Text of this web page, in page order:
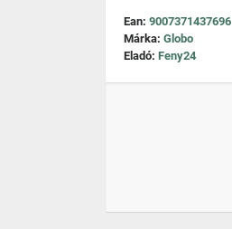
Ean: 9007371437696
Márka: Globo
Eladó: Feny24